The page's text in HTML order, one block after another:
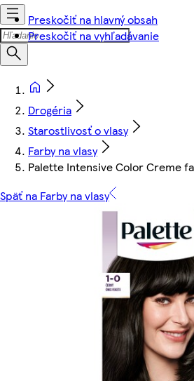
Preskočiť na hlavný obsah
Preskočiť na vyhľadávanie
Drogéria
Starostlivosť o vlasy
Farby na vlasy
Palette Intensive Color Creme
Späť na Farby na vlasy